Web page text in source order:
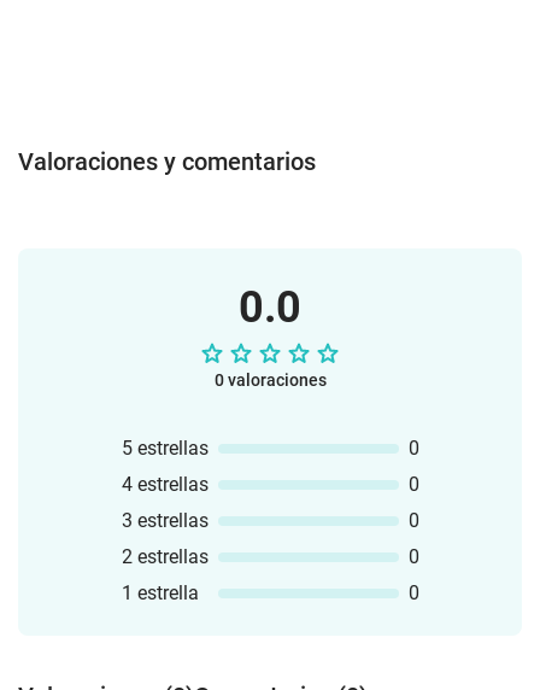
Valoraciones y comentarios
0.0
0 valoraciones
5 estrellas
0
4 estrellas
0
3 estrellas
0
2 estrellas
0
1 estrella
0